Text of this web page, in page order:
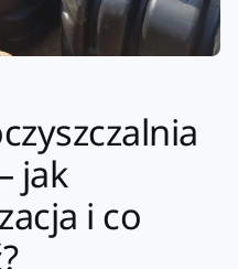
jak
i co